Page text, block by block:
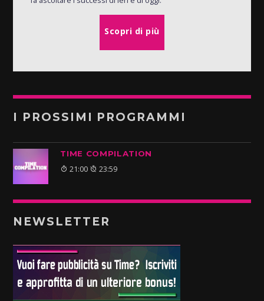
Scopri di più
I PROSSIMI PROGRAMMI
TIME COMPILATION
21:00 23:59
NEWSLETTER